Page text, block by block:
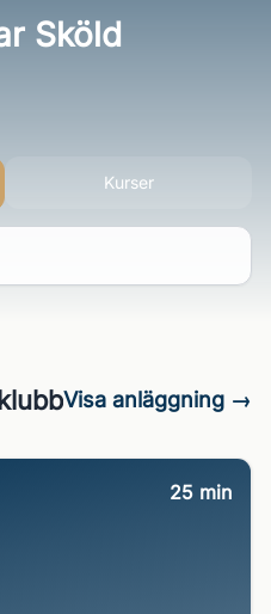
Sköld
Kurser
Visa anläggning →
25 min